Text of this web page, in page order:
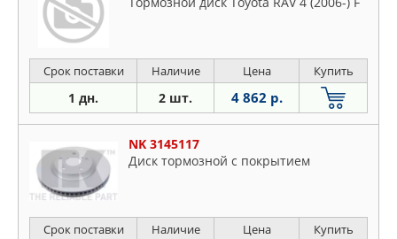
Срок поставки Наличие Цена Купить
1 дн. 2 шт. 4 862 р.
NK 3145117
Диск тормозной с покрытием
Срок поставки Наличие Цена Купить